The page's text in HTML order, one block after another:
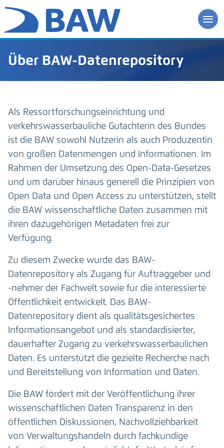
Über BAW-Datenrepository
Als Ressortforschungseinrichtung und
verkehrswasserbauliche Gutachterin des Bundes
ist die BAW sowohl Nutzerin als auch Produzentin
von großen Datenmengen und Informationen. Im
Rahmen der Umsetzung des Open-Data-Gesetzes
und um darüber hinaus generell die Prinzipien von
Open Data und Open Access zu unterstützen, stellt
die BAW wissenschaftliche Daten zusammen mit
ihren dazugehörigen Metadaten frei zur
Verfügung.
Zu diesem Zwecke wurde das BAW-
Datenrepository als Zugang für Auftraggeber und
-nehmer der Fachwelt sowie für die interessierte
Öffentlichkeit entwickelt. Das BAW-
Datenrepository dient als qualitätsgesichertes
Informationsangebot und als standardisierter,
dauerhafter Zugang zu verkehrswasserbaulichen
Daten. Es unterstützt die gezielte Recherche nach
und Bereitstellung von Information und Daten.
Die BAW fördert mit der Veröffentlichung ihrer
wissenschaftlichen Daten Transparenz in den
öffentlichen Diskussionen, Nachvollziehbarkeit
von Verwaltungshandeln durch fachkundige